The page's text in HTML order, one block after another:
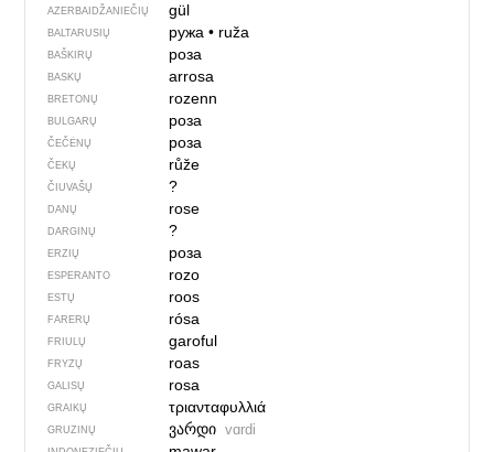
AZERBAIDŽANIEČIŲ gül
BALTARUSIŲ ружа• ruža
BAŠKIRŲ роза
BASKŲ arrosa
BRETONŲ rozenn
BULGARŲ роза
ČEČĖNŲ роза
ČEKŲ růže
ČIUVAŠŲ ?
DANŲ rose
DARGINŲ ?
ERZIŲ роза
ESPERANTO rozo
ESTŲ roos
FARERŲ rósa
FRIULŲ garoful
FRYZŲ roas
GALISŲ rosa
GRAIKŲ τριανταφυλλιά
GRUZINŲ ვარდი vɑrdi